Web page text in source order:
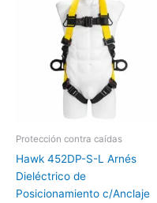
Protección contra caídas
Hawk 452DP-S-L Arnés
Dieléctrico de
Posicionamiento c/Anclaje